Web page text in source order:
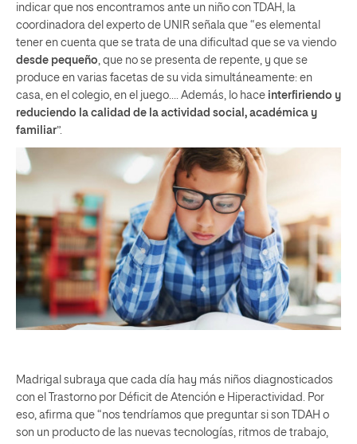
indicar que nos encontramos ante un niño con TDAH, la
coordinadora del experto de UNIR señala que “es elemental
tener en cuenta que se trata de una dificultad que se va viendo
desde pequeño , que no se presenta de repente, y que se
produce en varias facetas de su vida simultáneamente: en
casa, en el colegio, en el juego…. Además, lo hace interfiriendo y
reduciendo la calidad de la actividad social, académica y
familiar”.
Madrigal subraya que cada día hay más niños diagnosticados
con el Trastorno por Déficit de Atención e Hiperactividad. Por
eso, afirma que “nos tendríamos que preguntar si son TDAH o
son un producto de las nuevas tecnologías, ritmos de trabajo,